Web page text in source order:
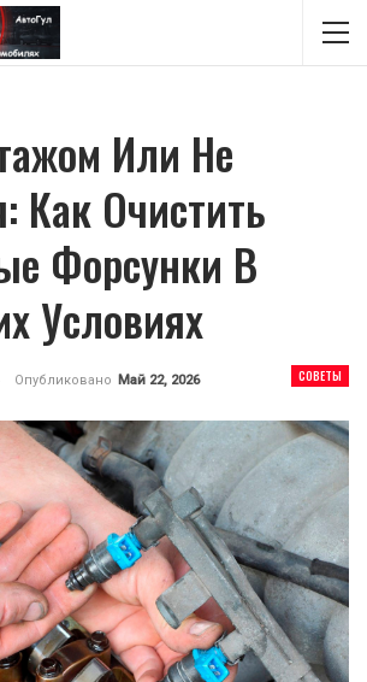
Или Не
Как Очистить
Форсунки В
Условиях
СОВЕТЫ
Опубликовано Май 22, 2026